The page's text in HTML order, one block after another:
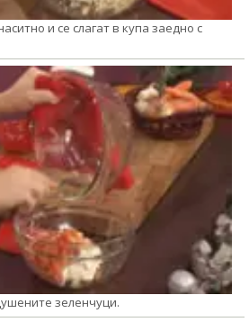
и се слагат в купа заедно с
зеленчуци.